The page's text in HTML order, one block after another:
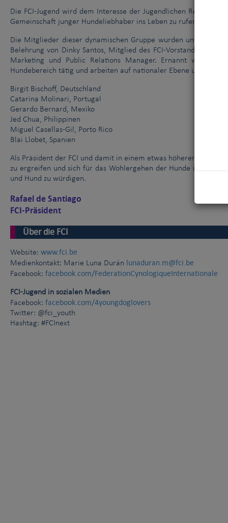
Die FCI-Jugend wird dem Interesse der Jugendlichen
Gemeinschaft junger Hundeliebhaber ins Leben zu rufen.
Die Mitglieder dieser dynamischen Gruppe wurden unter den
Belehrung von Dinky Santos, Mitglied des FCI-Vorstandes und
Marketing und Public Relations Manager. Ernannt wurden
Hundebereich tätig und arbeiten auf nationaler Ebene
Birgit Bischoff, Deutschland
Catarina Molinari, Portugal
Gerardo Bernard, Mexiko
Jed Chua, Philippinen
Miguel Casellas-Gil, Porto Rico
Blai Llobet, Spanien
Als Präsident der FCI und damit in einem etwas höheren Alter
zu ergreifen und sich für das Wohlergehen der Hunde und die
und Hund zu würdigen.
Rafael de Santiago
FCI-Präsident
Über die FCI
Website: www.fci.be
Medienkontakt: Marie Luna Durán lunaduran.m@fci.be
Facebook: facebook.com/FederationCynologiqueInternationale
FCI-Jugend in sozialen Medien
Facebook: facebook.com/4youngdoglovers
Twitter: @fci_youth
Hashtag: #FCInext